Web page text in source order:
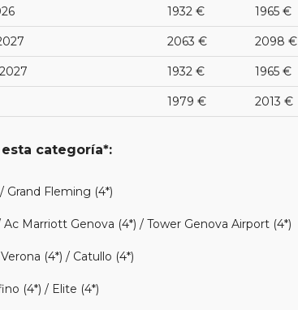
1932 € 1965 €
2063 € 2098 €
1932 € 1965 €
1979 € 2013 €
categoría*:
Grand Fleming (4*)
Marriott Genova (4*) / Tower Genova Airport (4*)
(4*) / Catullo (4*)
(4*) / Elite (4*)